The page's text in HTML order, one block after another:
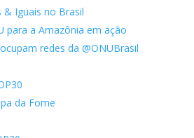
& Iguais no Brasil
para a Amazônia em ação
redes da @ONUBrasil
da Fome